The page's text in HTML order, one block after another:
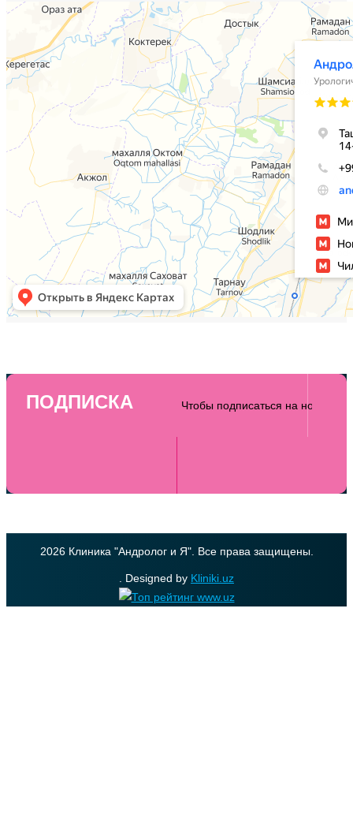
ПОДПИСКА
2026 Клиника "Андролог и Я". Все права защищены.
. Designed by Kliniki.uz